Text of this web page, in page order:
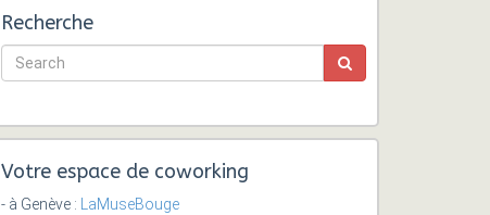
Recherche
Votre espace de coworking
- à Genève :
LaMuseBouge